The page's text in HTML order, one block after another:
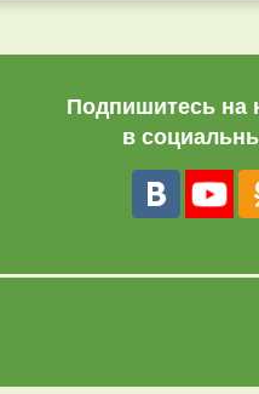
Подпишитесь на
в